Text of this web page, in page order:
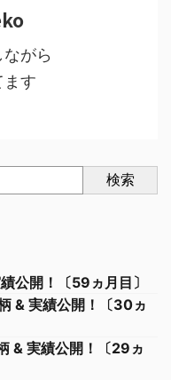
がら
ます
検索
公開！〔59ヵ月目〕
& 実績公開！〔30ヵ
& 実績公開！〔29ヵ